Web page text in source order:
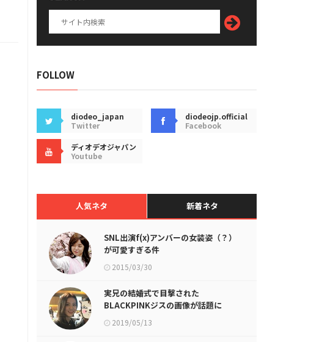
FOLLOW
diodeo_japan
Twitter
diodeojp.official
Facebook
ディオデオジャパン
Youtube
人気ネタ 新着ネタ
SNL出演f(x)アンバーの女装姿（？）
が可愛すぎる件
2015/03/30
実兄の結婚式で目撃された
BLACKPINKジスの画像が話題に
2019/05/13